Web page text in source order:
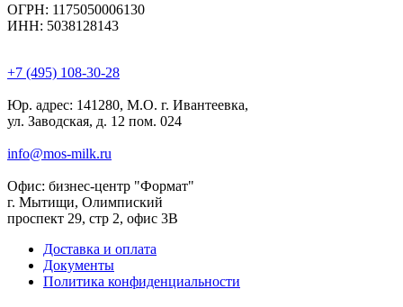
ОГРН: 1175050006130
ИНН: 5038128143
+7 (495) 108-30-28
Юр. адрес: 141280, М.О. г. Ивантеевка,
ул. Заводская, д. 12 пом. 024
info@mos-milk.ru
Офис: бизнес-центр "Формат"
г. Мытищи, Олимпиский
проспект 29, стр 2, офис 3B
Доставка и оплата
Документы
Политика конфиденциальности